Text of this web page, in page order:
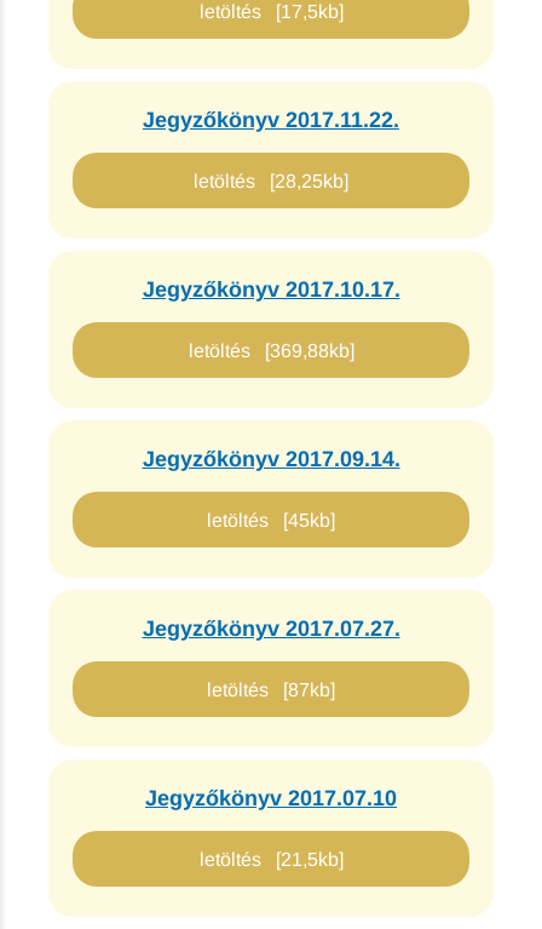
letöltés [17,5kb]
Jegyzőkönyv 2017.11.22.
letöltés [28,25kb]
Jegyzőkönyv 2017.10.17.
letöltés [369,88kb]
Jegyzőkönyv 2017.09.14.
letöltés [45kb]
Jegyzőkönyv 2017.07.27.
letöltés [87kb]
Jegyzőkönyv 2017.07.10
letöltés [21,5kb]